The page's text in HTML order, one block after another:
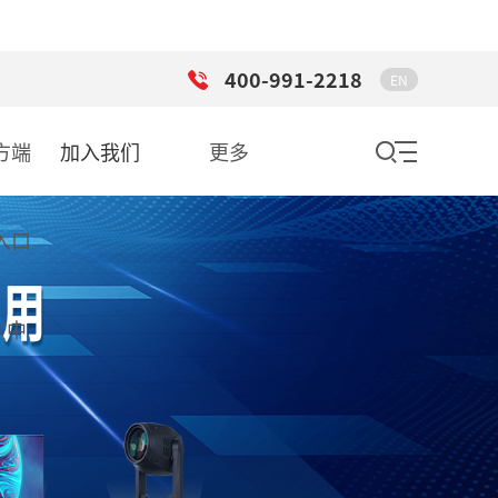
400-991-2218 EN
端
口
中
加入我们 更多